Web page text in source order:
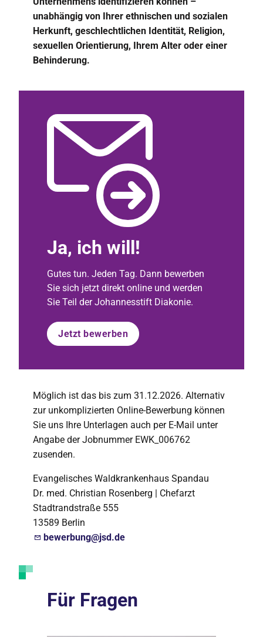
unabhängig von Ihrer ethnischen und sozialen
Herkunft, geschlechtlichen Identität, Religion,
sexuellen Orientierung, Ihrem Alter oder einer
Behinderung.
Ja, ich will!
Gutes tun. Jeden Tag. Dann bewerben
Sie sich jetzt direkt online und werden
Sie Teil der Johannesstift Diakonie.
Jetzt bewerben
Möglich ist das bis zum 31.12.2026. Alternativ
zur unkomplizierten Online-Bewerbung können
Sie uns Ihre Unterlagen auch per E-Mail unter
Angabe der Jobnummer EWK_006762
zusenden.
Evangelisches Waldkrankenhaus Spandau
Dr. med. Christian Rosenberg | Chefarzt
Stadtrandstraße 555
13589 Berlin
bewerbung@jsd.de
Für Fragen